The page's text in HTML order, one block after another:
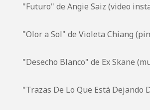
"Futuro" de Angie Saiz (video
"Olor a Sol" de Violeta Chiang
"Desecho Blanco" de Ex Skane
"Trazas De Lo Que Está Dejando